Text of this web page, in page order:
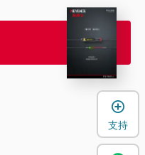
支持